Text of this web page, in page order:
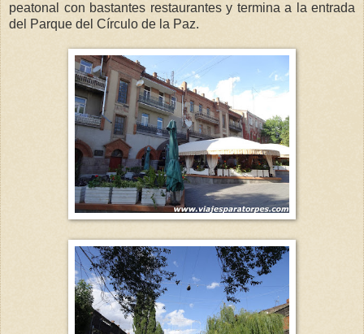
peatonal con bastantes restaurantes y termina a la entrada
del Parque del Círculo de la Paz.